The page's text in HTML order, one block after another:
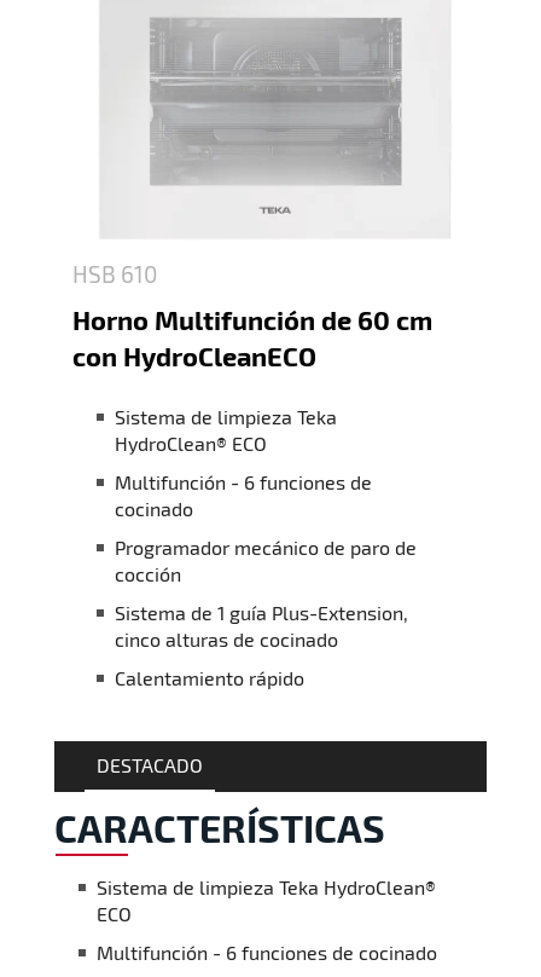
HSB 610
Horno Multifunción de 60 cm
con HydroCleanECO
Sistema de limpieza Teka
HydroClean® ECO
Multifunción - 6 funciones de
cocinado
Programador mecánico de paro de
cocción
Sistema de 1 guía Plus-Extension,
cinco alturas de cocinado
Calentamiento rápido
DESTACADO
CARACTERÍSTICAS
Sistema de limpieza Teka HydroClean®
ECO
Multifunción - 6 funciones de cocinado